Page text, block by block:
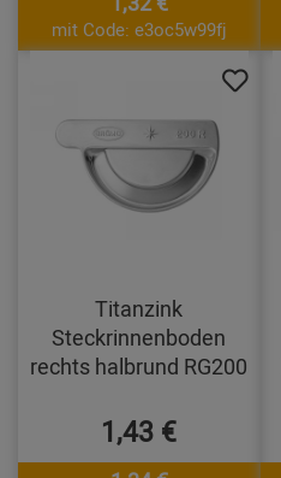
mit Code: e3oc5w99fj
Titanzink
Steckrinnenboden
rechts halbrund RG200
1,43 €